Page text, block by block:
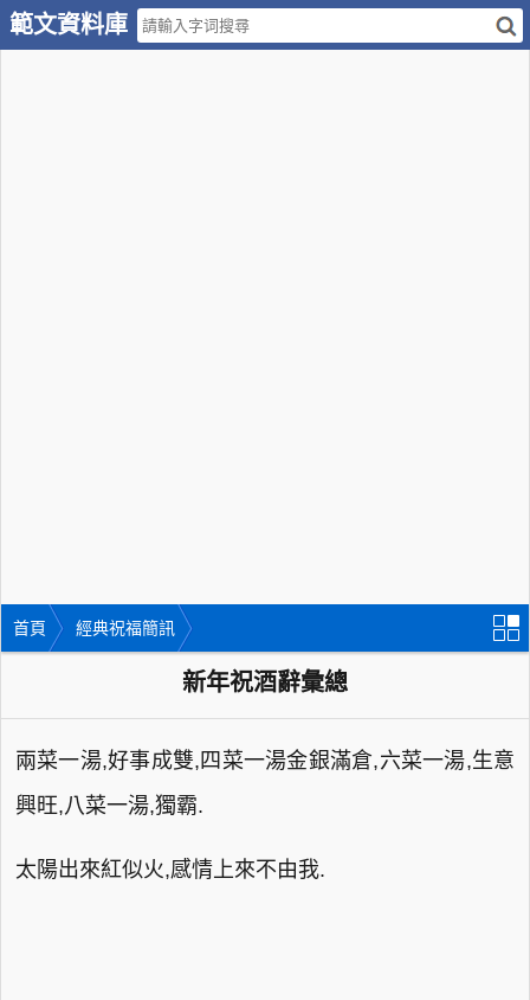
範文資料庫
首頁 經典祝福簡訊
新年祝酒辭彙總
兩菜一湯,好事成雙,四菜一湯金銀滿倉,六菜一湯,生意
興旺,八菜一湯,獨霸.
太陽出來紅似火,感情上來不由我.